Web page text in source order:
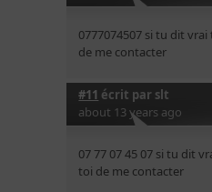
0777074507 si tu dit
de me contacter
#11 écrit par slt
about 13 years ago
07 77 07 45 07 si tu dit
toi de me contacter